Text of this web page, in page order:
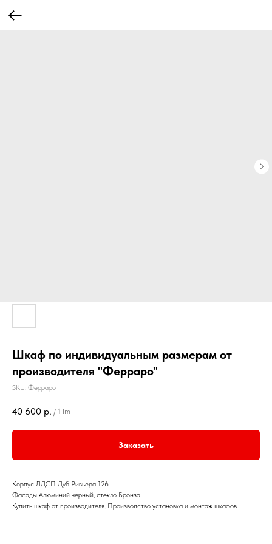
Шкаф по индивидуальным размерам от
производителя "Ферраро"
SKU: Ферраро
40 600 р. / 1 lm
Заказать
Корпус ЛДСП Дуб Ривьера 126
Фасады Алюминий черный, стекло Бронза
Купить шкаф от производителя. Производство установка и монтаж шкафов